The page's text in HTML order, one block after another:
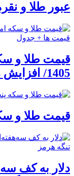
عبور طلا و
1405/ افزایش همه قیمت ها + جدول
قیمت طلا و سکه
دلار به کف